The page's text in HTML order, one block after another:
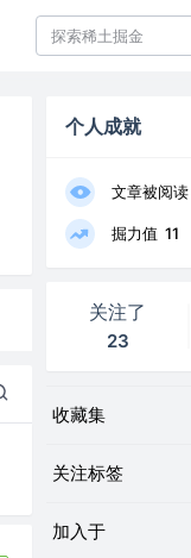
个人成就
文章被阅读
掘力值 11
关注了
23
收藏集
关注标签
加入于